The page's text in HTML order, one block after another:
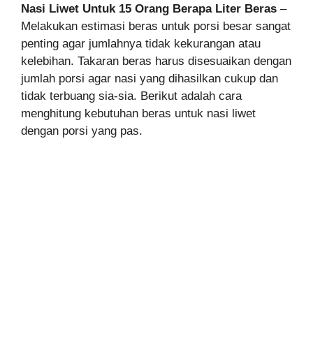
Nasi Liwet Untuk 15 Orang Berapa Liter Beras –
Melakukan estimasi beras untuk porsi besar sangat
penting agar jumlahnya tidak kekurangan atau
kelebihan. Takaran beras harus disesuaikan dengan
jumlah porsi agar nasi yang dihasilkan cukup dan
tidak terbuang sia-sia. Berikut adalah cara
menghitung kebutuhan beras untuk nasi liwet
dengan porsi yang pas.